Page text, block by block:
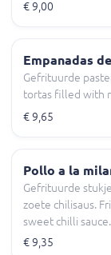
€ 9,00
Empanadas
Gefrituurde
tortas filled with
€ 9,65
Pollo a la
Gefrituurde
zoete chilisaus.
sweet chilli sauce.
€ 9,35